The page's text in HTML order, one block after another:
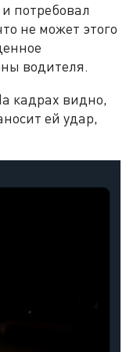
потребовал
не может этого
водителя.
кадрах видно,
ей удар,